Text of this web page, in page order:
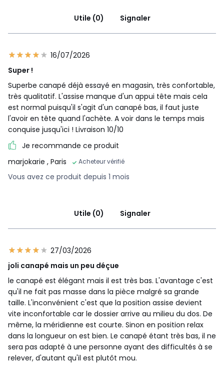
Utile (0) Signaler
16/07/2026
Super !
Superbe canapé déjà essayé en magasin, très confortable,
très qualitatif. L'assise manque d'un appui tête mais cela
est normal puisqu'il s'agit d'un canapé bas, il faut juste
l'avoir en tête quand l'achète. A voir dans le temps mais
conquise jusqu'ici ! Livraison 10/10
Je recommande ce produit
marjokarie , Paris Acheteur vérifié
Vous avez ce produit depuis 1 mois
Utile (0) Signaler
27/03/2026
joli canapé mais un peu déçue
le canapé est élégant mais il est très bas. L'avantage c'est
qu'il ne fait pas masse dans la pièce malgré sa grande
taille. L'inconvénient c'est que la position assise devient
vite inconfortable car le dossier arrive au milieu du dos. De
même, la méridienne est courte. Sinon en position relax
dans la longueur on est bien. Le canapé étant très bas, il ne
sera pas adapté à une personne ayant des difficultés à se
relever, d'autant qu'il est plutôt mou.